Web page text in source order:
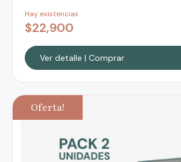
Hay existencias
$22,900
Ver detalle | Comprar
Oferta!